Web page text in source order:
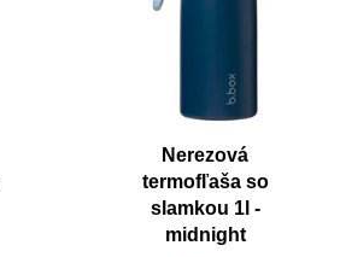
Nerezová
termofľaša so
slamkou 1l -
midnight